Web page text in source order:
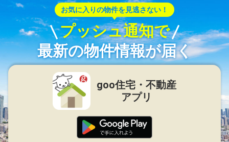
お気に入りの物件を見逃さない！
プッシュ通知で
最新の物件情報が届く
goo住宅・不動産
アプリ